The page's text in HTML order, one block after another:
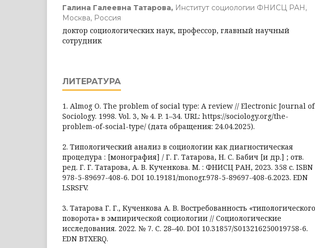
Галина Галеевна Татарова, Институт социологии ФНИСЦ РАН,
Москва, Россия
доктор социологических наук, профессор, главный научный
сотрудник
ЛИТЕРАТУРА
1. Almog O. The problem of social type: A review // Electronic Journal of
Sociology. 1998. Vol. 3, № 4. P. 1–34. URL: https://sociology.org/the-
problem-of-social-type/ (дата обращения: 24.04.2025).
2. Типологический анализ в социологии как диагностическая
процедура : [монография] / Г. Г. Татарова, Н. С. Бабич [и др.] ; отв.
ред. Г. Г. Татарова, А. В. Кученкова. М. : ФНИСЦ РАН, 2023. 358 с. ISBN
978-5-89697-408-6. DOI 10.19181/monogr.978-5-89697-408-6.2023. EDN
LSRSFV.
3. Татарова Г. Г., Кученкова А. В. Востребованность «типологического
поворота» в эмпирической социологии // Социологические
исследования. 2022. № 7. С. 28–40. DOI 10.31857/S013216250019758-6.
EDN BTXERQ.